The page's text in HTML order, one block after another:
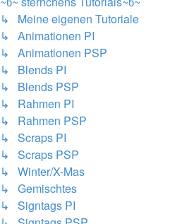
↳ Meine eigenen Tutoriale
↳ Animationen PI
↳ Animationen PSP
↳ Blends PI
↳ Blends PSP
↳ Rahmen PI
↳ Rahmen PSP
↳ Scraps PI
↳ Scraps PSP
↳ Winter/X-Mas
↳ Gemischtes
↳ Signtags PI